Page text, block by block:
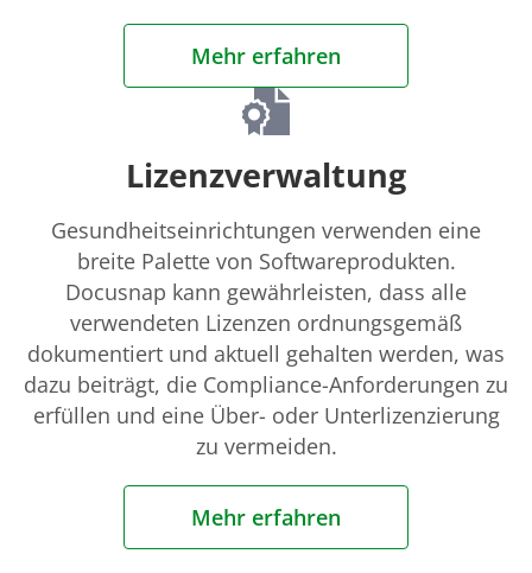
Mehr erfahren
Lizenzverwaltung
Gesundheitseinrichtungen verwenden eine
breite Palette von Softwareprodukten.
Docusnap kann gewährleisten, dass alle
verwendeten Lizenzen ordnungsgemäß
dokumentiert und aktuell gehalten werden, was
dazu beiträgt, die Compliance-Anforderungen zu
erfüllen und eine Über- oder Unterlizenzierung
zu vermeiden.
Mehr erfahren